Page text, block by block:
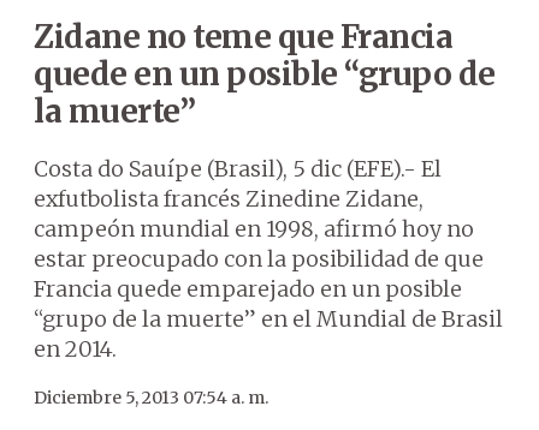
Zidane no teme que Francia
quede en un posible “grupo de
la muerte”
Costa do Sauípe (Brasil), 5 dic (EFE).- El
exfutbolista francés Zinedine Zidane,
campeón mundial en 1998, afirmó hoy no
estar preocupado con la posibilidad de que
Francia quede emparejado en un posible
“grupo de la muerte” en el Mundial de Brasil
en 2014.
Diciembre 5, 2013 07:54 a. m.